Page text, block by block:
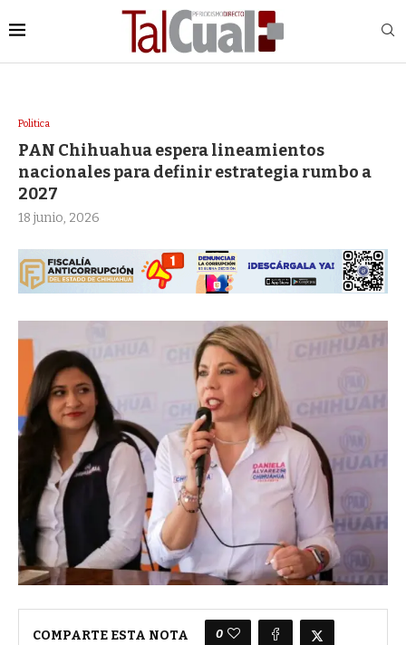
Politica
PAN Chihuahua espera lineamientos
nacionales para definir estrategia rumbo a
2027
18 junio, 2026
COMPARTE ESTA NOTA 0